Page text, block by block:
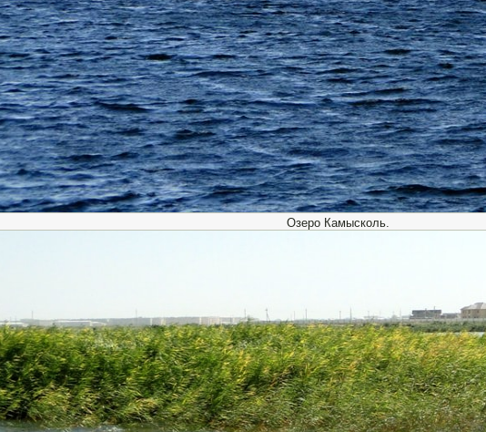
Озеро Камысколь.